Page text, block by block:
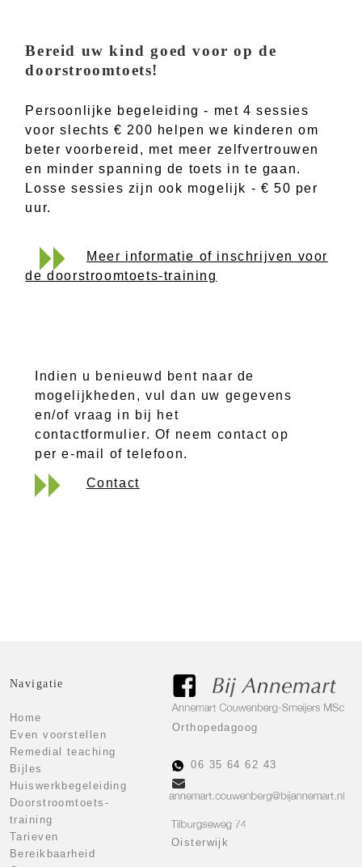
Bereid uw kind goed voor op de
doorstroomtoets!
Persoonlijke begeleiding - met 4 sessies
voor slechts € 200 helpen we kinderen om
beter voorbereid, met meer zelfvertrouwen
en minder spanning de toets in te gaan.
Losse sessies zijn ook mogelijk - € 50 per
uur.
Meer informatie of inschrijven voor
de doorstroomtoets-training
Indien u benieuwd bent naar de
mogelijkheden, vul dan uw gegevens
en/of vraag in bij het
contactformulier. Of neem contact op
per e-mail of telefoon.
Contact
Navigatie
Home
Even voorstellen
Remedial teaching
Bijles
Huiswerkbegeleiding
Doorstroomtoets-
training
Tarieven
Bereikbaarheid
Orthopedagoog
06 35 64 62 43
Oisterwijk